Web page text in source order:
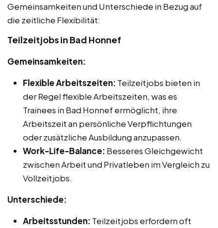
Gemeinsamkeiten und Unterschiede in Bezug auf
die zeitliche Flexibilität:
Teilzeitjobs in Bad Honnef
Gemeinsamkeiten:
Flexible Arbeitszeiten: Teilzeitjobs bieten in
der Regel flexible Arbeitszeiten, was es
Trainees in Bad Honnef ermöglicht, ihre
Arbeitszeit an persönliche Verpflichtungen
oder zusätzliche Ausbildung anzupassen.
Work-Life-Balance: Besseres Gleichgewicht
zwischen Arbeit und Privatleben im Vergleich zu
Vollzeitjobs.
Unterschiede:
Arbeitsstunden: Teilzeitjobs erfordern oft